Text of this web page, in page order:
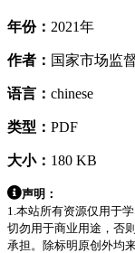
年份： 2021年
作者： 国家市场监
语言： chinese
类型： PDF
大小： 180 KB
声明：
1.本站所有资源仅用于
切勿用于商业用途，否
承担。除标明原创外均